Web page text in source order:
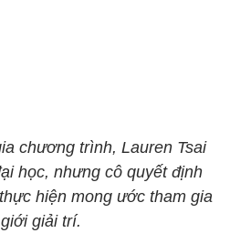
chương trình, Lauren Tsai
học, nhưng cô quyết định
hiện mong ước tham gia
giải trí.